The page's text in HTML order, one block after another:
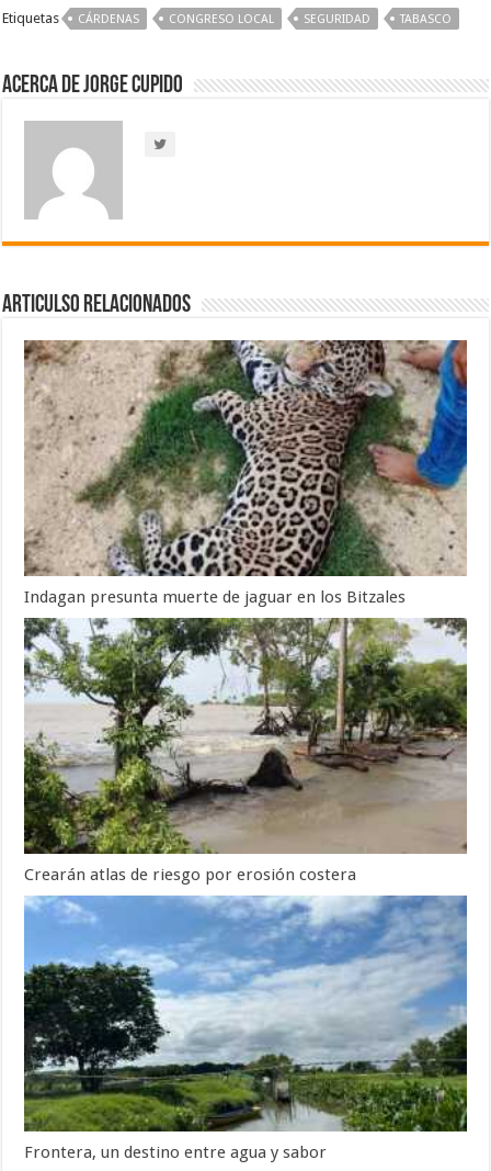
Etiquetas CÁRDENAS CONGRESO LOCAL SEGURIDAD TABASCO
Acerca de Jorge Cupido
Articulso Relacionados
Indagan presunta muerte de jaguar en los Bitzales
Crearán atlas de riesgo por erosión costera
Frontera, un destino entre agua y sabor